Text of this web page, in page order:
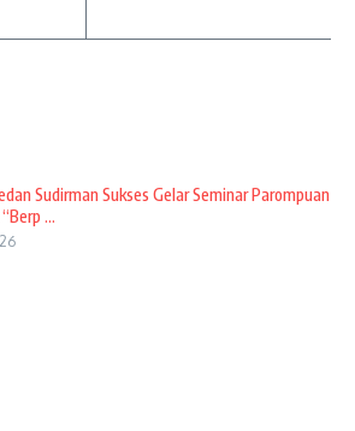
Sudirman Sukses Gelar Seminar Parompuan
...